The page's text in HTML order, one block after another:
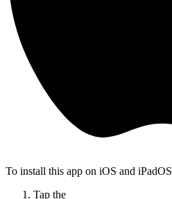
To install this app on iOS and iPadOS
Tap the